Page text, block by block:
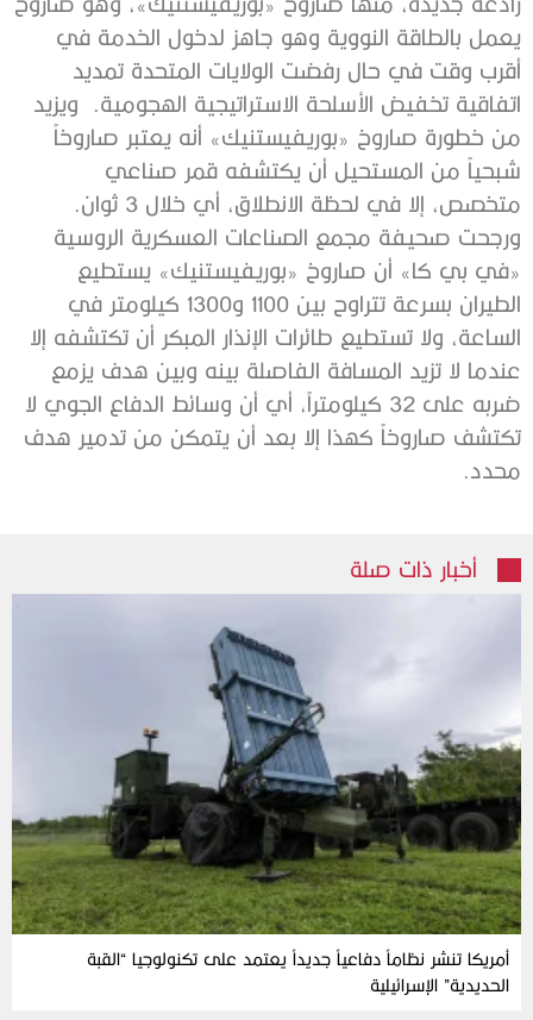
يعمل بالطاقة النووية وهو جاهز لدخول الخدمة في
أقرب وقت في حال رفضت الولايات المتحدة تمديد
اتفاقية تخفيض الأسلحة الاستراتيجية الهجومية. ويزيد
من خطورة صاروخ «بوريفيستنيك» أنه يعتبر صاروخاً
شبحياً من المستحيل أن يكتشفه قمر صناعي
متخصص، إلا في لحظة الانطلاق، أي خلال 3 ثوان.
ورجحت صحيفة مجمع الصناعات العسكرية الروسية
«في بي كا» أن صاروخ «بوريفيستنيك» يستطيع
الطيران بسرعة تتراوح بين 1100 و1300 كيلومتر في
الساعة، ولا تستطيع طائرات الإنذار المبكر أن تكتشفه إلا
عندما لا تزيد المسافة الفاصلة بينه وبين هدف يزمع
ضربه على 32 كيلومتراً، أي أن وسائط الدفاع الجوي لا
تكتشف صاروخاً كهذا إلا بعد أن يتمكن من تدمير هدف
محدد.
أخبار ذات صلة
أمريكا تنشر نظاماً دفاعياً جديداً يعتمد على تكنولوجيا “القبة
الحديدية” الإسرائيلية